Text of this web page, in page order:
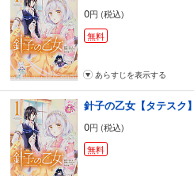
0円 (税込)
無料
あらすじを表示する
針子の乙女【タテス
0円 (税込)
無料